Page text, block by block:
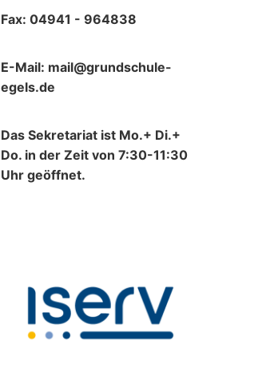
Fax: 04941 - 964838
E-Mail: mail@grundschule-
egels.de
Das Sekretariat ist Mo.+ Di.+
Do. in der Zeit von 7:30-11:30
Uhr geöffnet.